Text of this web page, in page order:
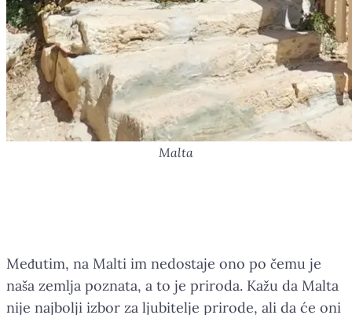
Malta
Međutim, na Malti im nedostaje ono po čemu je
naša zemlja poznata, a to je priroda. Kažu da Malta
nije najbolji izbor za ljubitelje prirode, ali da će oni